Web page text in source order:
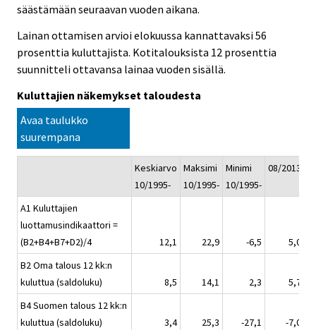
säästämään seuraavan vuoden aikana.
Lainan ottamisen arvioi elokuussa kannattavaksi 56
prosenttia kuluttajista. Kotitalouksista 12 prosenttia
suunnitteli ottavansa lainaa vuoden sisällä.
Kuluttajien näkemykset taloudesta
Avaa taulukko
suurempana
Keskiarvo
10/1995-
Maksimi
10/1995-
Minimi
10/1995-
08/2013
A1 Kuluttajien
luottamusindikaattori =
(B2+B4+B7+D2)/4
12,1 22,9 -6,5
5,0
B2 Oma talous 12 kk:n
kuluttua (saldoluku)
8,5 14,1 2,3
5,7
B4 Suomen talous 12 kk:n
kuluttua (saldoluku)
3,4 25,3 -27,1
-7,0